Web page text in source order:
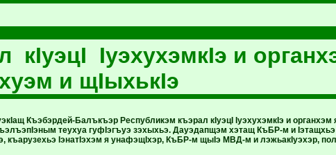
IуэхухэмкIэ и
и щIыхькIэ
Къэбэрдей-Балъкъэр Республикэм къэрал кIуэцI IуэхухэмкIэ и органхэм
теухуа гуфIэгъуэ зэхыхьэ. Дауэдапщэм хэтащ КъБР-м и Iэтащхьэ
къарузехьэ IэнатIэхэм я унафэщIхэр, КъБР-м щыIэ МВД-м и лэжьакIуэхэр,